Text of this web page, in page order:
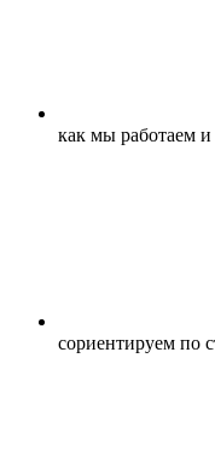
как мы работаем
сориентируем по